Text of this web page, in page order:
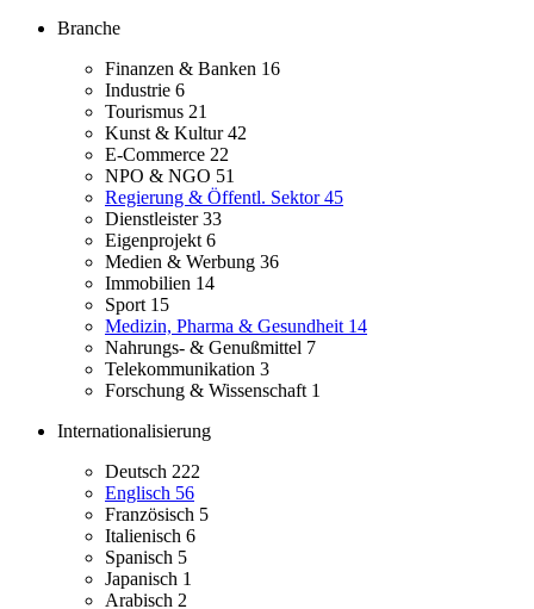
Branche
Finanzen & Banken 16
Industrie 6
Tourismus 21
Kunst & Kultur42
E-Commerce 22
NPO & NGO 51
Regierung & Öffentl. Sektor45
Dienstleister33
Eigenprojekt 6
Medien & Werbung 36
Immobilien 14
Sport 15
Medizin, Pharma & Gesundheit 14
Nahrungs- & Genußmittel 7
Telekommunikation 3
Forschung & Wissenschaft 1
Internationalisierung
Deutsch 222
Englisch 56
Französisch 5
Italienisch 6
Spanisch 5
Japanisch 1
Arabisch 2